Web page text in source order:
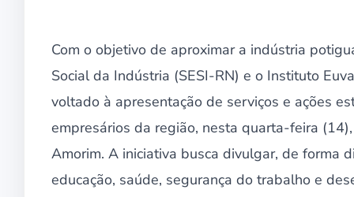
Com o objetivo de aproximar a indústria
Social da Indústria (SESI-RN) e o Instituto
voltado à apresentação de serviços e ações
empresários da região, nesta quarta-feira
Amorim. A iniciativa busca divulgar, de forma
educação, saúde, segurança do trabalho e